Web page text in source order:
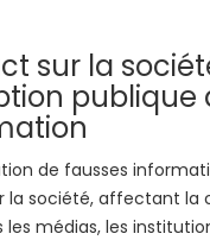
sur la
publique
de fausses
la société, affectant la
les médias, les